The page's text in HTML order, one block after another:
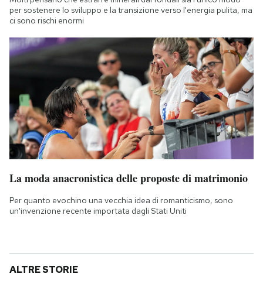
per sostenere lo sviluppo e la transizione verso l'energia pulita, ma
ci sono rischi enormi
La moda anacronistica delle proposte di matrimonio
Per quanto evochino una vecchia idea di romanticismo, sono
un'invenzione recente importata dagli Stati Uniti
ALTRE STORIE